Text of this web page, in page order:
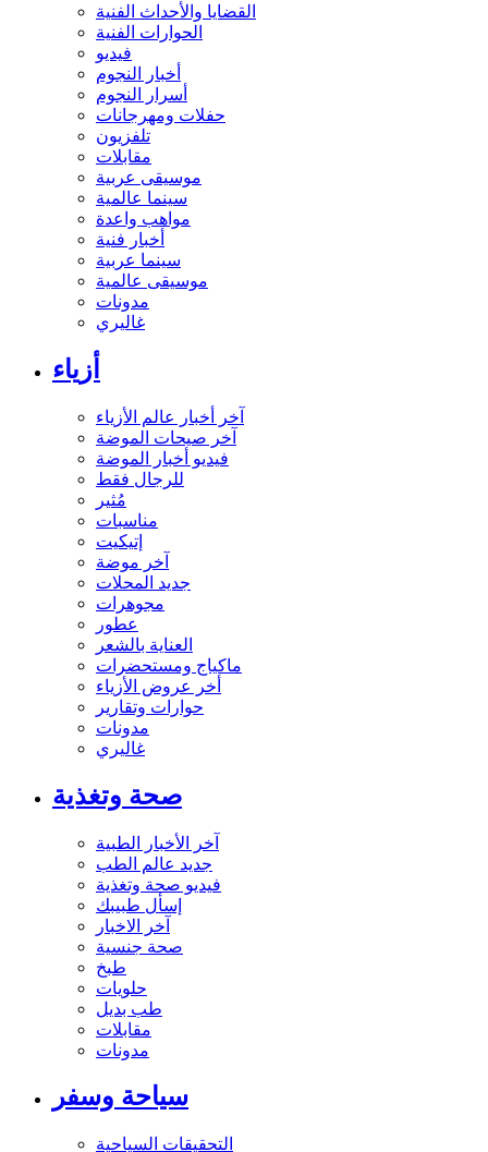
القضايا والأحداث الفنية
الحوارات الفنية
فيديو
أخبار النجوم
أسرار النجوم
حفلات ومهرجانات
تلفزيون
مقابلات
موسيقى عربية
سينما عالمية
مواهب واعدة
أخبار فنية
سينما عربية
موسيقى عالمية
مدونات
غاليري
أزياء
آخر أخبار عالم الأزياء
آخر صيحات الموضة
فيديو أخبار الموضة
للرجال فقط
مُثير
مناسبات
إتيكيت
آخر موضة
جديد المحلات
مجوهرات
عطور
العناية بالشعر
ماكياج ومستحضرات
أخر عروض الأزياء
حوارات وتقارير
مدونات
غاليري
صحة وتغذية
آخر الأخبار الطبية
جديد عالم الطب
فيديو صحة وتغذية
إسأل طبيبك
آخر الاخبار
صحة جنسية
طبخ
حلويات
طب بديل
مقابلات
مدونات
سياحة وسفر
التحقيقات السياحية